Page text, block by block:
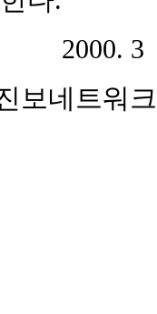
2000. 3
보네트워